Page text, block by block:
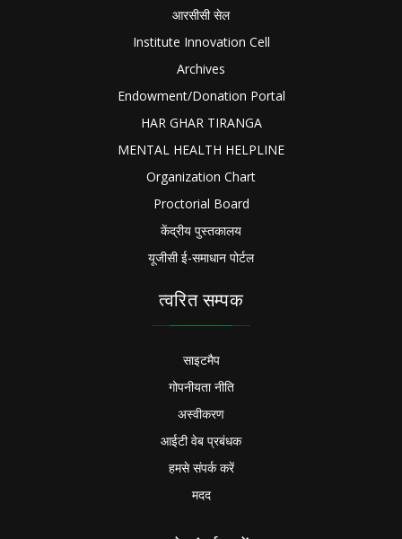
आरसीसी सेल
Institute Innovation Cell
Archives
Endowment/Donation Portal
HAR GHAR TIRANGA
MENTAL HEALTH HELPLINE
Organization Chart
Proctorial Board
केंद्रीय पुस्तकालय
यूजीसी ई-समाधान पोर्टल
त्वरित सम्पक
साइटमैप
गोपनीयता नीति
अस्वीकरण
आईटी वेब प्रबंधक
हमसे संपर्क करें
मदद